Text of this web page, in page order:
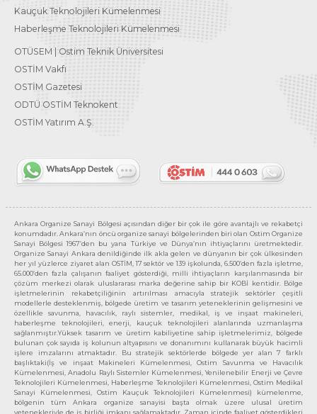
Kauçuk Teknolojileri Kümelenmesi
Haberleşme Teknolojileri Kümelenmesi
OTÜSEM | Ostim Teknik Üniversitesi
OSTİM Vakfı
OSTİM Gazetesi
ODTÜ OSTİM Teknokent
OSTİM Yatırım A.Ş.
Ankara Organize Sanayi Bölgesi açısından diğer bir çok ile göre avantajlı ve rekabetçi
konumdadır. Ankara’nın öncü organize sanayi bölgelerinden biri olan Ostim Organize
Sanayi Bölgesi 1967’den bu yana Türkiye ve Dünya’nın ihtiyaçlarını üretmektedir.
Organize Sanayi Ankara denildiğinde ilk akla gelen ve dünyanın bir çok ülkesinden
her yıl yüzlerce ziyaret alan OSTİM, 17 sektör ve 139 işkolunda, 6.500’den fazla işletme,
65.000’den fazla çalışanın faaliyet gösterdiği, milli ihtiyaçların karşılanmasında bir
çözüm merkezi olarak uluslararası marka değerine sahip bir KOBİ kentidir. Bölge
işletmelerinin rekabetçiliğinin artırılması amacıyla stratejik sektörler çeşitli
modellerle desteklenmiş, bölgede üretim ve tasarım yeteneklerinin gelişmesini ve
özellikle savunma, havacılık, raylı sistemler, medikal, iş ve inşaat makineleri,
haberleşme teknolojileri, enerji, kauçuk teknolojileri alanlarında uzmanlaşma
sağlanmıştır.Yüksek tasarım ve üretim kabiliyetine sahip işletmelerimiz, bölgede
bulunan çok sayıda iş kolunun altyapısını ve donanımını kullanarak büyük hacimli
işlere imzalarını atmaktadır. Bu stratejik sektörlerde bölgede yer alan 7 farklı
başlıktaki(İş ve inşaat Makineleri Kümelenmesi, Ostim Savunma ve Havacılık
Kümelenmesi, Anadolu Raylı Sistemler Kümelenmesi, Yenilenebilir Enerji ve Çevre
Teknolojileri Kümelenmesi, Haberleşme Teknolojileri Kümelenmesi, Ostim Medikal
Sanayi Kümelenmesi, Ostim Kauçuk Teknolojileri Kümelenmesi) kümelenme,
bölgenin tüm Ankara organize sanayisi başta olmak üzere ulusal üretim
yetenekleriyle de iş birliği imkanı sağlamaktadır. Zaman içinde faaliyet gösterdikleri